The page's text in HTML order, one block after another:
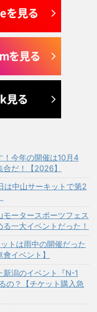
！今年の開催は10月4
だ！【2026】
は中山サーキットで第2
ータースポーツフェス
一大イベントだった！
トは雨中の開催だった
イベント】
新潟のイベント『N-1
の？【チケット購入急